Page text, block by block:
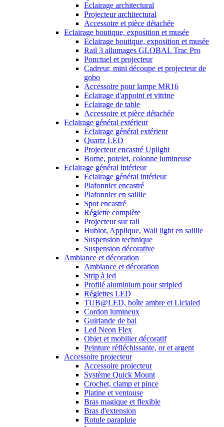
Eclairage architectural
Projecteur architectural
Accessoire et pièce détachée
Eclairage boutique, exposition et musée
Eclairage boutique, exposition et musée
Rail 3 allumages GLOBAL Trac Pro
Ponctuel et projecteur
Cadreur, mini découpe et projecteur de
gobo
Accessoire pour lampe MR16
Eclairage d'appoint et vitrine
Eclairage de table
Accessoire et pièce détachée
Eclairage général extérieur
Eclairage général extérieur
Quartz LED
Projecteur encastré Uplight
Borne, potelet, colonne lumineuse
Eclairage général intérieur
Eclairage général intérieur
Plafonnier encastré
Plafonnier en saillie
Spot encastré
Réglette complète
Projecteur sur rail
Hublot, Applique, Wall light en saillie
Suspension technique
Suspension décorative
Ambiance et décoration
Ambiance et décoration
Strip à led
Profilé aluminium pour stripled
Réglettes LED
TUB@LED, boîte ambre et Licialed
Cordon lumineux
Guirlande de bal
Led Neon Flex
Objet et mobilier décoratif
Peinture réfléchissante, or et argent
Accessoire projecteur
Accessoire projecteur
Système Quick Mount
Crochet, clamp et pince
Platine et ventouse
Bras magique et flexible
Bras d'extension
Rotule parapluie